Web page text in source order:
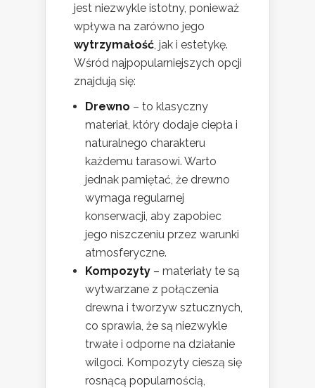
jest niezwykle istotny, ponieważ
wpływa na zarówno jego
wytrzymałość, jak i estetykę.
Wśród najpopularniejszych opcji
znajdują się:
Drewno – to klasyczny
materiał, który dodaje ciepła i
naturalnego charakteru
każdemu tarasowi. Warto
jednak pamiętać, że drewno
wymaga regularnej
konserwacji, aby zapobiec
jego niszczeniu przez warunki
atmosferyczne.
Kompozyty – materiały te są
wytwarzane z połączenia
drewna i tworzyw sztucznych,
co sprawia, że są niezwykle
trwałe i odporne na działanie
wilgoci. Kompozyty cieszą się
rosnącą popularnością,